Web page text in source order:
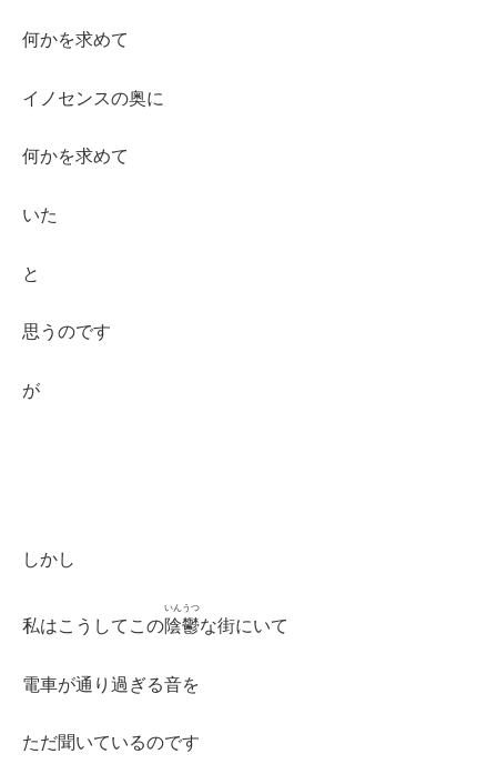
何かを求めて
イノセンスの奥に
何かを求めて
いた
と
思うのです
が
しかし
私はこうしてこの陰鬱
いんうつ
な街にいて
電車が通り過ぎる音を
ただ聞いているのです